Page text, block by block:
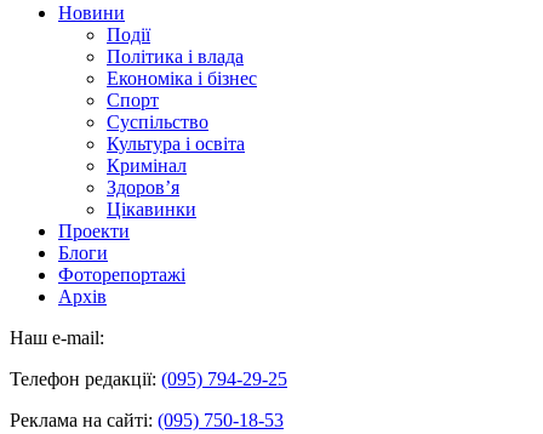
Новини
Події
Політика і влада
Економіка і бізнес
Спорт
Суспільство
Культура і освіта
Кримінал
Здоров’я
Цікавинки
Проекти
Блоги
Фоторепортажі
Архів
Наш e-mail:
Телефон редакції: (095) 794-29-25
Реклама на сайті: (095) 750-18-53